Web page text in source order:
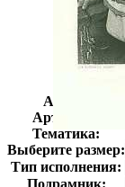
Автор:
Арт-стиль
Тематика:
Выберите размер:
Тип исполнения:
Подрамник: